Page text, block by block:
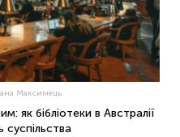
Максимець
як бібліотеки в Австралії